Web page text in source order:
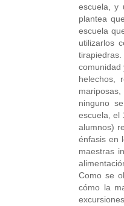
escuela, y
plantea
escuela
utilizarlos
comunidad
helechos,
ninguno
escuela, el
alumnos)
énfasis en
maestras
Como se
cómo la